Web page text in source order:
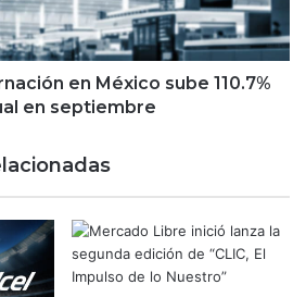
en México sube 110.7%
en septiembre